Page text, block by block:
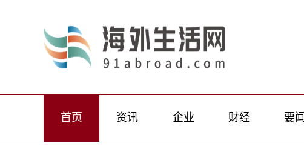
首页 资讯 企业 财经 要闻